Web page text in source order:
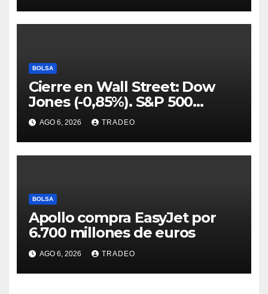
BOLSA
Cierre en Wall Street: Dow
Jones (-0,85%). S&P 500
(-0,18%) y Nasdaq (-0,06%)
AGO 6, 2026 TRADEO
BOLSA
Apollo compra EasyJet por
6.700 millones de euros
AGO 6, 2026 TRADEO